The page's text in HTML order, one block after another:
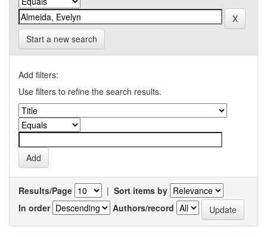
Start a new search
Add filters:
Use filters to refine the search results.
Results/Page | Sort items by
In order
Authors/record